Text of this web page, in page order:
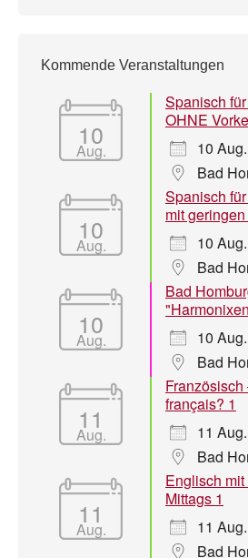
Kommende Veranstaltungen
10
Aug.
Spanisch
OHNE
10
Bad
10
Aug.
Spanisch
mit
10
Bad
10
Aug.
Bad
10
Bad
11
Aug.
français? 1
11
Bad
11
Aug.
Englisch
Mittags 1
11
Bad